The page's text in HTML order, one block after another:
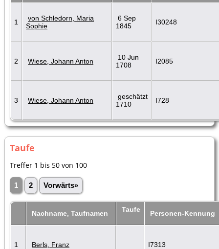
1
von Schledorn, Maria
Sophie
6 Sep
1845
I30248
2 Wiese, Johann Anton
10 Jun
1708
I2085
3 Wiese, Johann Anton
geschätzt
1710
I728
Taufe
Treffer 1 bis 50 von 100
1 2 Vorwärts»
Nachname, Taufnamen Taufe Personen-Kennung
1 Berls, Franz I7313